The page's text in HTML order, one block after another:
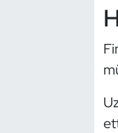
Modern